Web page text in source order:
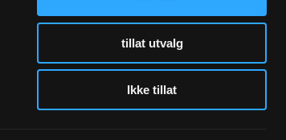
tillat utvalg
Ikke tillat
Følg oss